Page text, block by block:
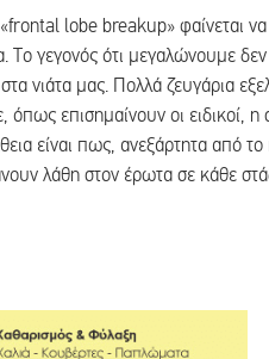
lobe breakup» φαίνεται
Το γεγονός ότι μεγαλώνουμε
νιάτα μας. Πολλά ζευγάρια
επισημαίνουν οι ειδικοί,
είναι πως, ανεξάρτητα από
λάθη στον έρωτα σε κάθε